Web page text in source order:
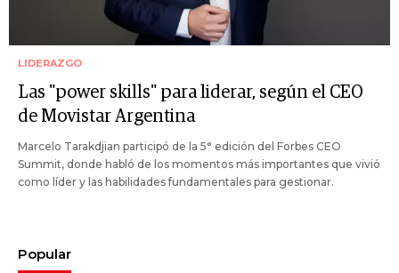
LIDERAZGO
Las "power skills" para liderar, según el CEO
de Movistar Argentina
Marcelo Tarakdjian participó de la 5° edición del Forbes CEO
Summit, donde habló de los momentos más importantes que vivió
como líder y las habilidades fundamentales para gestionar.
Popular